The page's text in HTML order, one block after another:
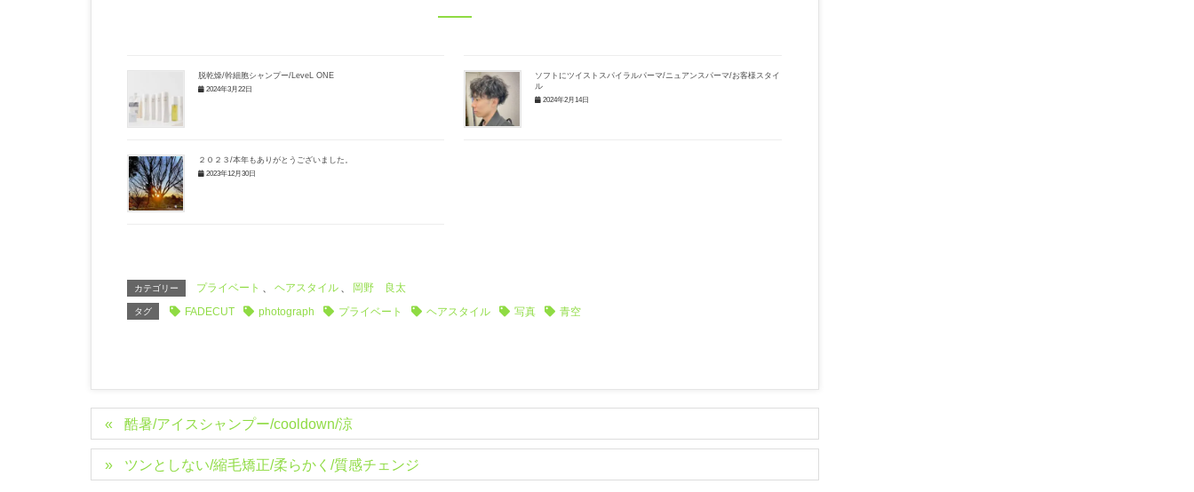
脱乾燥/幹細胞シャンプー/LeveL ONE
2024年3月22日
ソフトにツイストスパイラルパーマ/ニュアンスパーマ/お客様スタイ
ル
2024年2月14日
２０２３/本年もありがとうございました。
2023年12月30日
カテゴリー プライベート ヘアスタイル 岡野 良太
タグ FADECUT photograph プライベート ヘアスタイル 写真 青空
酷暑/アイスシャンプー/cooldown/涼
ツンとしない/縮毛矯正/柔らかく/質感チェンジ